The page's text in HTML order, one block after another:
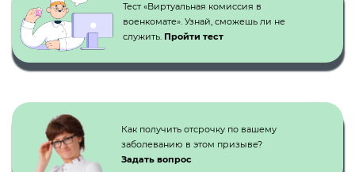
Тест «Виртуальная комиссия в
военкомате». Узнай, сможешь ли не
служить. Пройти тест
Как получить отсрочку по вашему
заболеванию в этом призыве?
Задать вопрос